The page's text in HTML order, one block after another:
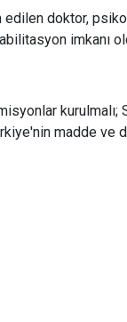
doktor,
imkanı
kurulmalı;
madde ve